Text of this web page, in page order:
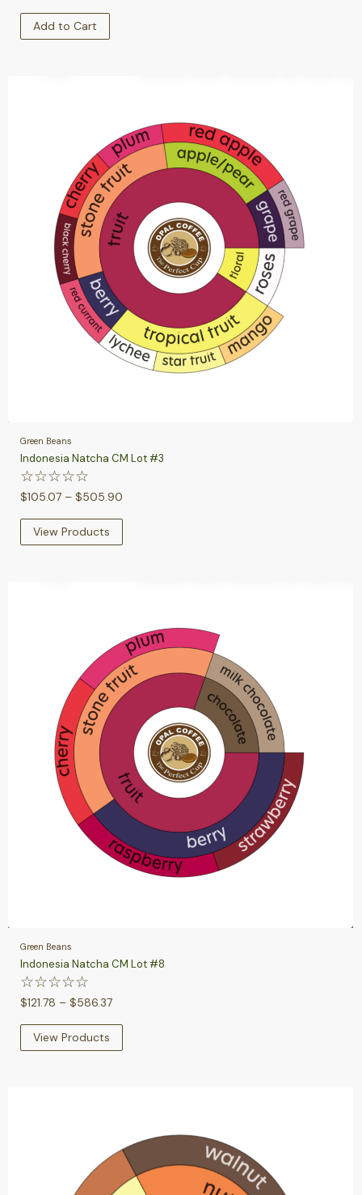
Add to Cart
Green Beans
Indonesia Natcha CM Lot #3
☆☆☆☆☆
$105.07 – $505.90
View Products
Green Beans
Indonesia Natcha CM Lot #8
☆☆☆☆☆
$121.78 – $586.37
View Products